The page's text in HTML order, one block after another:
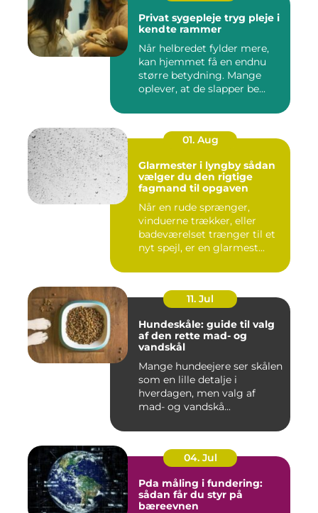
Privat sygepleje tryg pleje i
kendte rammer
Når helbredet fylder mere,
kan hjemmet få en endnu
større betydning. Mange
oplever, at de slapper be...
01. Aug
Glarmester i lyngby sådan
vælger du den rigtige
fagmand til opgaven
Når en rude sprænger,
vinduerne trækker, eller
badeværelset trænger til et
nyt spejl, er en glarmest...
11. Jul
Hundeskåle: guide til valg
af den rette mad- og
vandskål
Mange hundeejere ser skålen
som en lille detalje i
hverdagen, men valg af
mad- og vandskå...
04. Jul
Pda måling i fundering:
sådan får du styr på
bæreevnen